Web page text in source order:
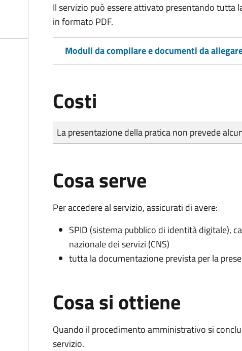
Il servizio può essere attivato presentando tutta
in formato PDF.
Moduli da compilare e documenti da
Costi
Tipo di pagamento
Importo
La presentazione della pratica non prevede
Cosa serve
Per accedere al servizio, assicurati di avere:
SPID (sistema pubblico di identità digitale),
nazionale dei servizi (CNS)
tutta la documentazione prevista per la
Cosa si ottiene
Quando il procedimento amministrativo si
servizio.